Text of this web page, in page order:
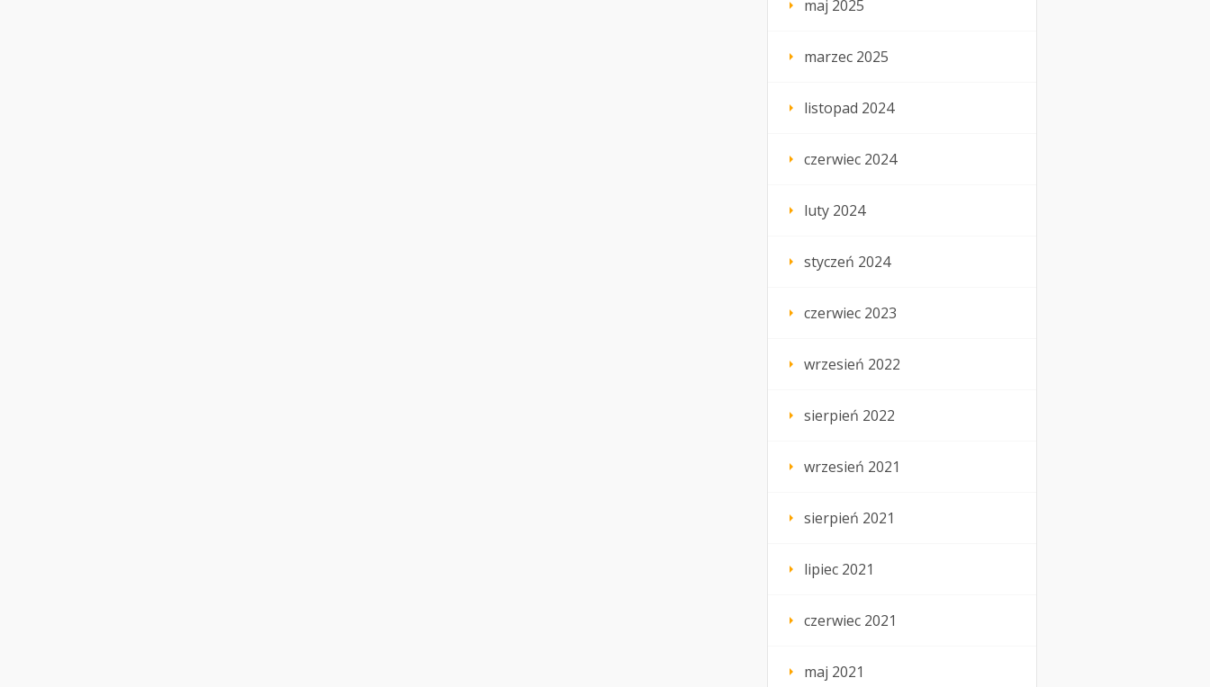
maj 2025
marzec 2025
listopad 2024
czerwiec 2024
luty 2024
styczeń 2024
czerwiec 2023
wrzesień 2022
sierpień 2022
wrzesień 2021
sierpień 2021
lipiec 2021
czerwiec 2021
maj 2021